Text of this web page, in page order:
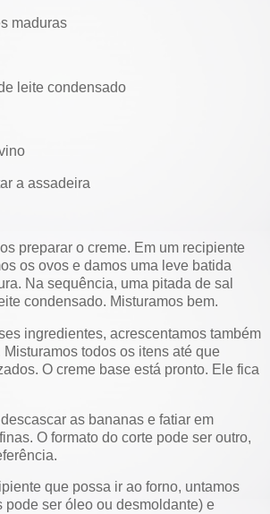
maduras
leite condensado
a assadeira
preparar o creme. Em um recipiente
os ovos e damos uma leve batida
Na sequência, uma pitada de sal
condensado. Misturamos bem.
ingredientes, acrescentamos também
todos os itens até que
O creme base está pronto. Ele fica
as bananas e fatiar em
O formato do corte pode ser outro,
que possa ir ao forno, untamos
pode ser óleo ou desmoldante) e